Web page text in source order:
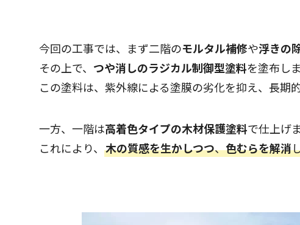
今回の工事では、まず二階のモルタル補修や浮きの
その上で、 つや消しのラジカル制御型塗料を塗布し
この塗料は、紫外線による塗膜の劣化を抑え、長期
一方、一階は高着色タイプの木材保護塗料で仕上げ
これにより、 木の質感を生かしつつ、色むらを解消